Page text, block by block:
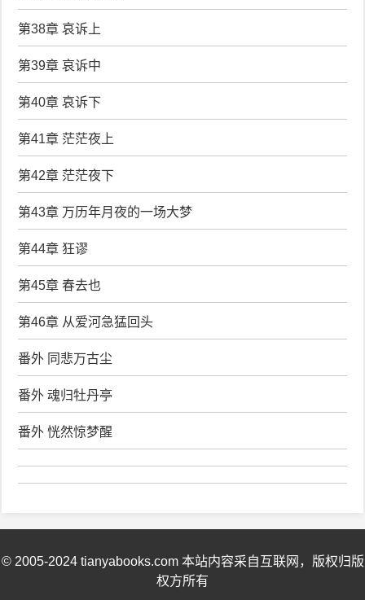
第38章 哀诉上
第39章 哀诉中
第40章 哀诉下
第41章 茫茫夜上
第42章 茫茫夜下
第43章 万历年月夜的一场大梦
第44章 狂谬
第45章 春去也
第46章 从爱河急猛回头
番外 同悲万古尘
番外 魂归牡丹亭
番外 恍然惊梦醒
© 2005-2024 tianyabooks.com 本站内容采自互联网，版权归版
权方所有